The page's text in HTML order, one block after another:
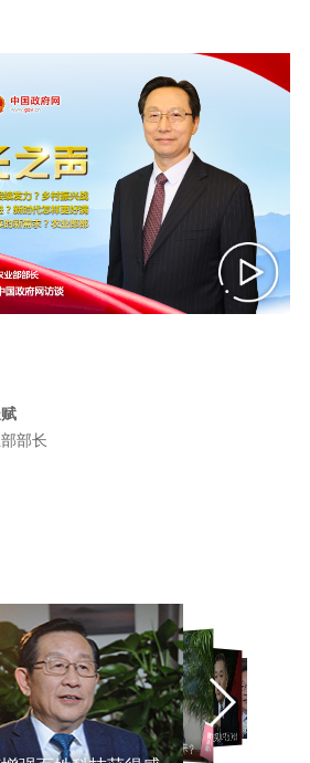
部长
如何保障老有所养？
如何更好地保护消费者？
如何增强百姓科技获得感